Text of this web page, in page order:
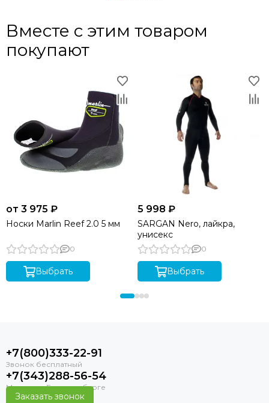
Вместе с этим товаром
покупают
от 3 975 ₽
Носки Marlin Reef 2.0 5 мм
0
Выбрать
5 998 ₽
SARGAN Nero, лайкра,
унисекс
0
Выбрать
+7(800)333-22-91
+7(343)288-56-54
Заказать звонок